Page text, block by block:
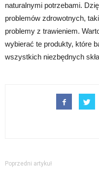
naturalnymi potrzebami.
problemów zdrowotnych,
problemy z trawieniem.
wybierać te produkty, które
wszystkich niezbędnych
Poprzedni artykuł